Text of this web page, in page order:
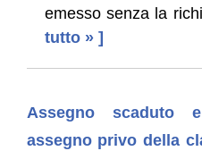
emesso senza la
tutto » ]
Assegno scaduto
assegno privo della